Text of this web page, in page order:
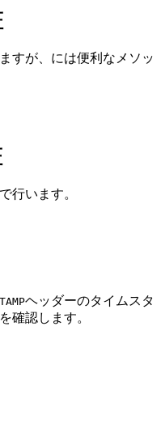
すが、 には便利なメソッ
行います。
ヘッダーのタイムスタ
確認します。